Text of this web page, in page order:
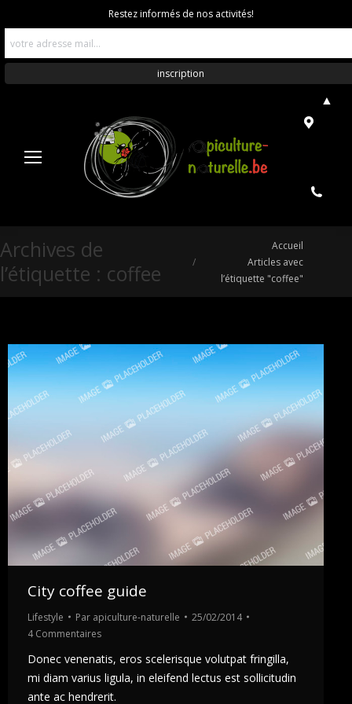
Archives de
l’étiquette : coffee
Accueil
Articles avec
l’étiquette "coffee"
City coffee guide
Lifestyle Par apiculture-naturelle
25/02/2014
4 Commentaires
Donec venenatis, eros scelerisque volutpat fringilla,
mi diam varius ligula, in eleifend lectus est sollicitudin
ante ac hendrerit.
Restez informés de nos activités!
▲